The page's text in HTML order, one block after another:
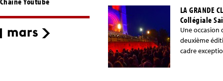
LA GRANDE
Collégiale
Une occasion
deuxième
cadre